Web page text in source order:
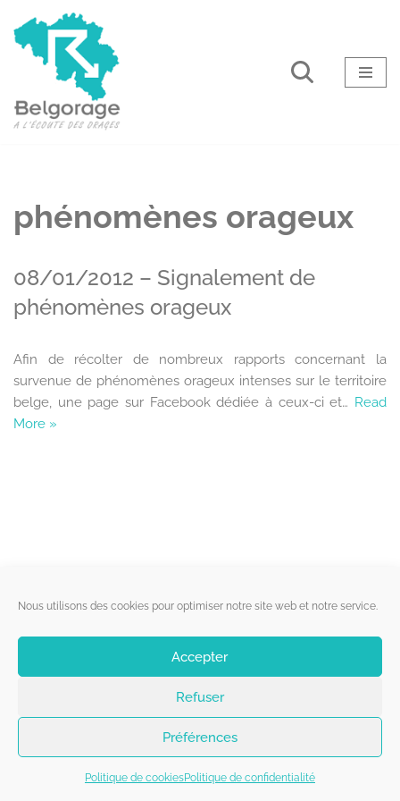
Nous utilisons des cookies pour optimiser notre site web et notre service.
Accepter
Refuser
Préférences
Politique de cookiesPolitique de confidentialité
Aller
phénomènes orageux
08/01/2012 – Signalement de
phénomènes orageux
Afin de récolter de nombreux rapports concernant la
survenue de phénomènes orageux intenses sur le territoire
belge, une page sur Facebook dédiée à ceux-ci et… Read
More »
Liens utiles
Qui sommes-nous ?
Politique de cookies
Copyright 2026 - Belgorage